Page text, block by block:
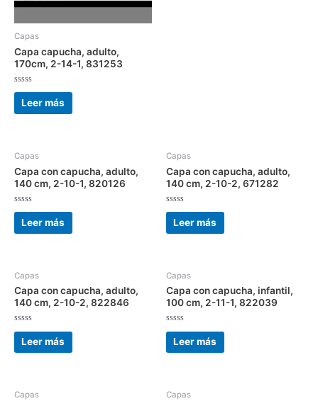
Capas
Capa capucha, adulto,
170cm, 2-14-1, 831253
Valorado
con
de
Leer más
Capas
Capa con capucha, adulto,
140 cm, 2-10-1, 820126
Valorado
con
de
Leer más
Capas
Capa con capucha, adulto,
140 cm, 2-10-2, 671282
Valorado
con
de
Leer más
Capas
Capa con capucha, adulto,
140 cm, 2-10-2, 822846
Valorado
con
de
Leer más
Capas
Capa con capucha, infantil,
100 cm, 2-11-1, 822039
Valorado
con
de
Leer más
Capas Capas